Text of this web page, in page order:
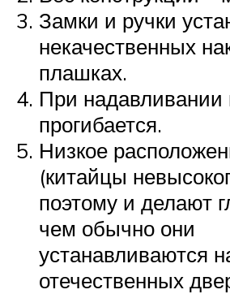
Замки и ручки
некачественных
плашках.
При надавливании
прогибается.
Низкое
(китайцы
поэтому и делают
чем обычно они
устанавливаются
отечественных